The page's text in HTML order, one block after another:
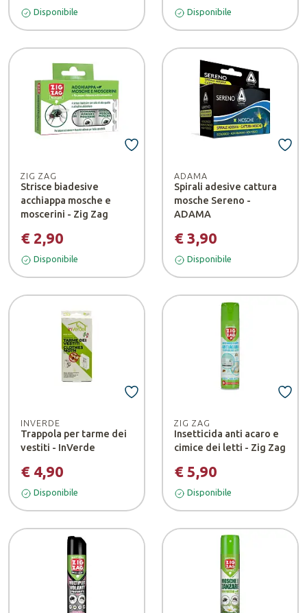
Disponibile Disponibile
ZIG ZAG
Strisce biadesive
acchiappa mosche e
moscerini - Zig Zag
€ 2,90
Disponibile
ADAMA
Spirali adesive cattura
mosche Sereno -
ADAMA
€ 3,90
Disponibile
INVERDE
Trappola per tarme dei
vestiti - InVerde
€ 4,90
Disponibile
ZIG ZAG
Insetticida anti acaro e
cimice dei letti - Zig Zag
€ 5,90
Disponibile